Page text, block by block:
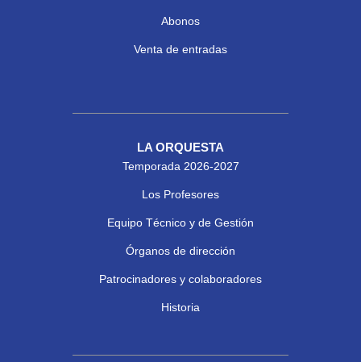
Abonos
Venta de entradas
LA ORQUESTA
Temporada 2026-2027
Los Profesores
Equipo Técnico y de Gestión
Órganos de dirección
Patrocinadores y colaboradores
Historia